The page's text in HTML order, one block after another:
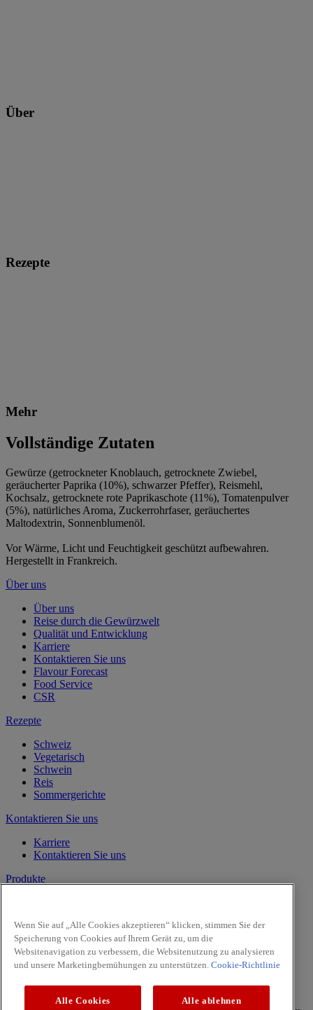
Über
Rezepte
Mehr
Vollständige Zutaten
Gewürze (getrockneter Knoblauch, getrocknete Zwiebel,
geräucherter Paprika (10%), schwarzer Pfeffer), Reismehl,
Kochsalz, getrocknete rote Paprikaschote (11%), Tomatenpulver
(5%), natürliches Aroma, Zuckerrohrfaser, geräuchertes
Maltodextrin, Sonnenblumenöl.
Vor Wärme, Licht und Feuchtigkeit geschützt aufbewahren.
Hergestellt in Frankreich.
Über uns
Über uns
Reise durch die Gewürzwelt
Qualität und Entwicklung
Karriere
Kontaktieren Sie uns
Flavour Forecast
Food Service
CSR
Rezepte
Schweiz
Vegetarisch
Schwein
Reis
Sommergerichte
Kontaktieren Sie uns
Karriere
Kontaktieren Sie uns
Produkte
Gewürze
Intense
Pasta & Pizza
Youtube
Wenn Sie auf „Alle Cookies akzeptieren“ klicken, stimmen Sie der
Speicherung von Cookies auf Ihrem Gerät zu, um die
Websitenavigation zu verbessern, die Websitenutzung zu analysieren
und unsere Marketingbemühungen zu unterstützen. Cookie-Richtlinie
Alle Cookies
Alle ablehnen